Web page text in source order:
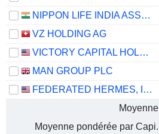
NIPPON LIFE INDIA ASSET MANAGEMENT LIMITED
VZ HOLDING AG
VICTORY CAPITAL HOLDINGS, INC.
MAN GROUP PLC
FEDERATED HERMES, INC.
Moyenne
Moyenne pondérée par Capi.